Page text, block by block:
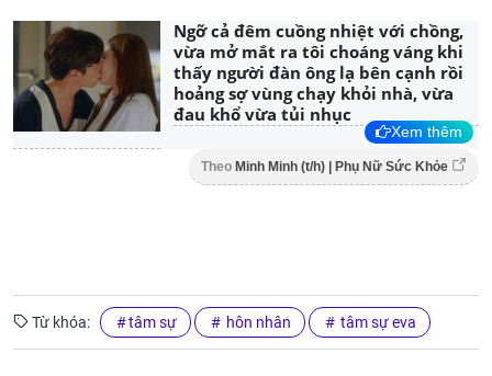
Ngỡ cả đêm cuồng nhiệt với chồng,
vừa mở mắt ra tôi choáng váng khi
thấy người đàn ông lạ bên cạnh rồi
hoảng sợ vùng chạy khỏi nhà, vừa
đau khổ vừa tủi nhục
Xem thêm
Theo Minh Minh (t/h) | Phụ Nữ Sức Khỏe
Từ khóa: tâm sự hôn nhân tâm sự eva